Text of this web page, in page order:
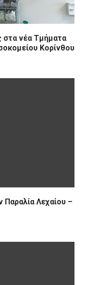
στα νέα Τμήματα
Κορίνθου
Παραλία Λεχαίου –